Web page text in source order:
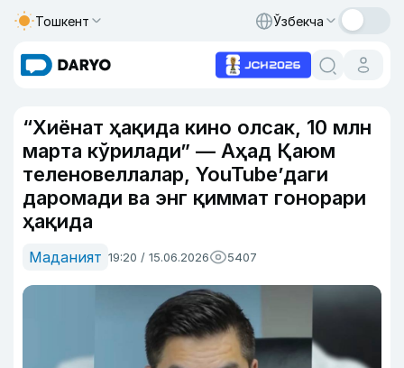
Тошкент Ўзбекча
“Хиёнат ҳақида кино олсак, 10 млн
марта кўрилади” — Аҳад Қаюм
теленовеллалар, YouTube’даги
даромади ва энг қиммат гонорари
ҳақида
Маданият 19:20 / 15.06.2026 5407